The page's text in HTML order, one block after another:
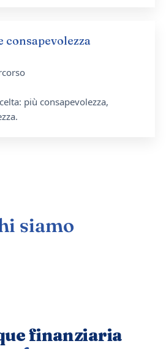
consapevolezza
più consapevolezza,
siamo
finanziaria